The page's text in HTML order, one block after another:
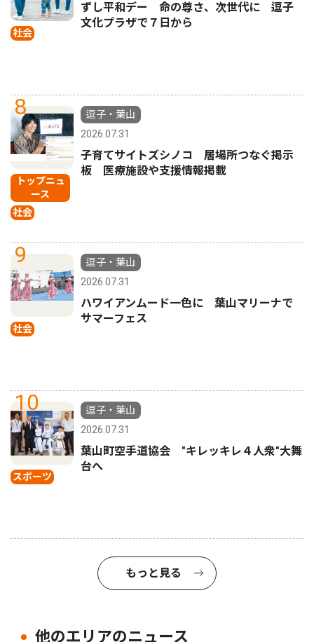
社会
ずし平和デー 命の尊さ、次世代に 逗子
文化プラザで７日から
8
トップニュ
ース
社会
逗子・葉山
2026.07.31
子育てサイトズシノコ 居場所つなぐ掲示
板 医療施設や支援情報掲載
9
社会
逗子・葉山
2026.07.31
ハワイアンムード一色に 葉山マリーナで
サマーフェス
10
スポーツ
逗子・葉山
2026.07.31
葉山町空手道協会 "キレッキレ４人衆"大舞
台へ
もっと見る
他のエリアのニュース